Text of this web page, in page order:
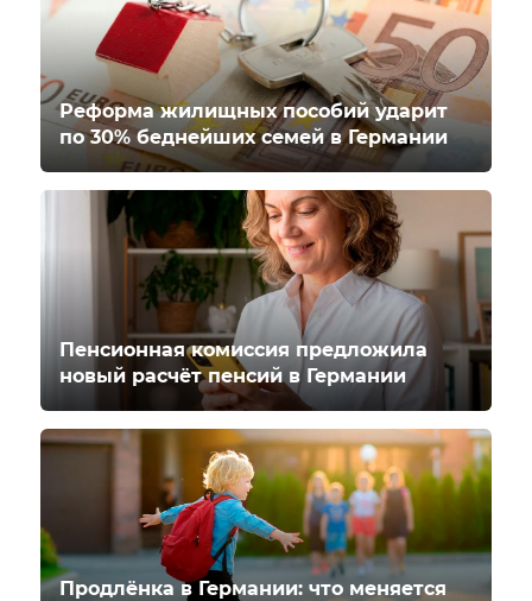
Реформа жилищных пособий ударит
по 30% беднейших семей в Германии
Пенсионная комиссия предложила
новый расчёт пенсий в Германии
Продлёнка в Германии: что меняется